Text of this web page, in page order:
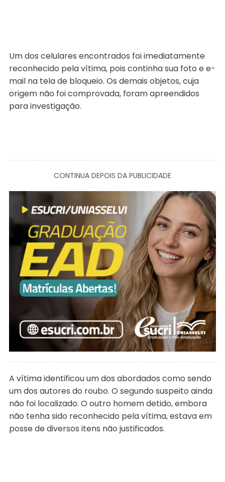
Um dos celulares encontrados foi imediatamente
reconhecido pela vítima, pois continha sua foto e e-
mail na tela de bloqueio. Os demais objetos, cuja
origem não foi comprovada, foram apreendidos
para investigação.
CONTINUA DEPOIS DA PUBLICIDADE
A vítima identificou um dos abordados como sendo
um dos autores do roubo. O segundo suspeito ainda
não foi localizado. O outro homem detido, embora
não tenha sido reconhecido pela vítima, estava em
posse de diversos itens não justificados.